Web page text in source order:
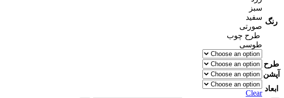
رنگ
سبز
سفید
صورتی
طرح چوب
طوسی
طرح
آپشن
ابعاد
Clear